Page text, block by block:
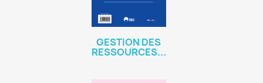
GESTION DES
RESSOURCES...